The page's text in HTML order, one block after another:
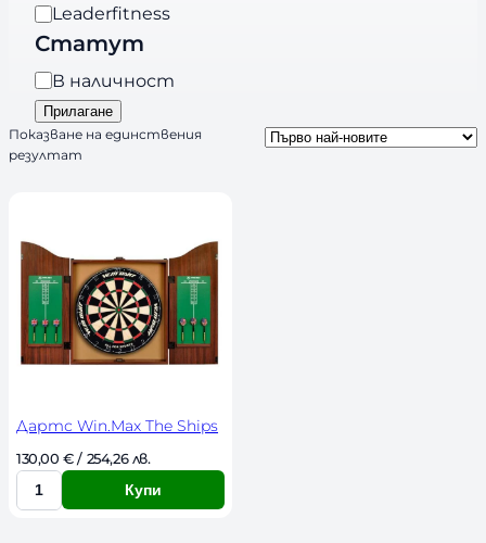
г
о
р
и
я
B
r
a
n
d
s
Leaderfitness
Статут
Н
а
л
и
о
т
В наличност
Прилагане
Показване на единствения
резултат
Дартс Win.Max The Ships
130,00 € / 254,26 лв.
К
Купи